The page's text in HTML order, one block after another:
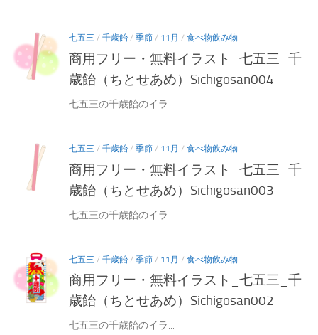
七五三 / 千歳飴 / 季節 / 11月 / 食べ物飲み物
商用フリー・無料イラスト_七五三_千
歳飴（ちとせあめ）Sichigosan004
七五三の千歳飴のイラ...
七五三 / 千歳飴 / 季節 / 11月 / 食べ物飲み物
商用フリー・無料イラスト_七五三_千
歳飴（ちとせあめ）Sichigosan003
七五三の千歳飴のイラ...
七五三 / 千歳飴 / 季節 / 11月 / 食べ物飲み物
商用フリー・無料イラスト_七五三_千
歳飴（ちとせあめ）Sichigosan002
七五三の千歳飴のイラ...